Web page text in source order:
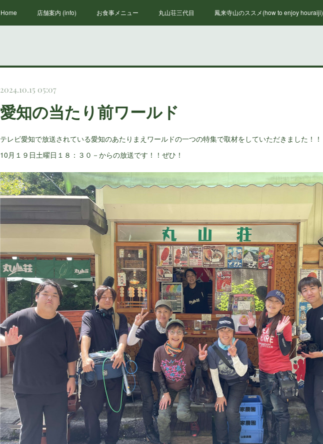
Home 店舗案内 (info) お食事メニュー 丸山荘三代目 鳳来寺山のススメ(how to enjoy houraiji)
2024.10.15 05:07
愛知の当たり前ワールド
テレビ愛知で放送されている愛知のあたりまえワールドの一つの特集で取材をしていただきました！！
10月１９日土曜日１８：３０－からの放送です！！ぜひ！